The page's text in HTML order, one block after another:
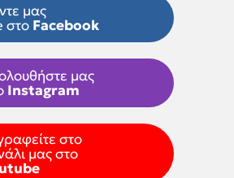
μας
στο Facebook
μας
Instagram
στο
μας στο